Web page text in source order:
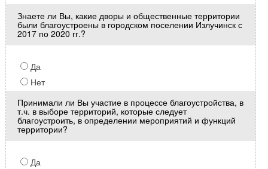
Знаете ли Вы, какие дворы и общественные территории
были благоустроены в городском поселении Излучинск с
2017 по 2020 гг.?
Да
Нет
Принимали ли Вы участие в процессе благоустройства, в
т.ч. в выборе территорий, которые следует
благоустроить, в определении мероприятий и функций
территории?
Да